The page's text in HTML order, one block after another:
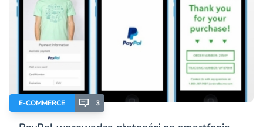
E-COMMERCE 3